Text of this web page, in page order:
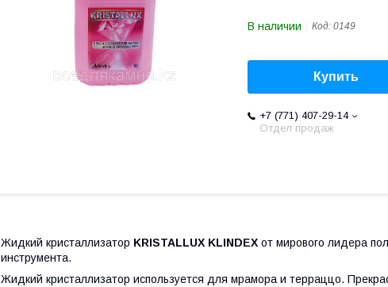
В наличии Код: 0149
Купить
+7 (771) 407-29-14
Отдел продаж
Жидкий кристаллизатор KRISTALLUX KLINDEX от мирового лидера
инструмента.
Жидкий кристаллизатор используется для мрамора и терраццо.